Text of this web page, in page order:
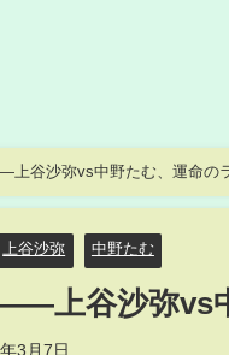
谷沙弥vs中野たむ、運命の
上谷沙弥 中野たむ
上谷沙弥vs
3月7日